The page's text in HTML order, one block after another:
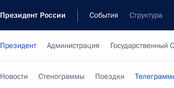
Президент России События Структура
Президент Администрация Государственный
Новости Стенограммы Поездки